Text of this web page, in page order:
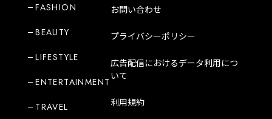
FASHION
BEAUTY
LIFESTYLE
ENTERTAINMENT
TRAVEL
お問い合わせ
プライバシーポリシー
広告配信におけるデータ利用につ
いて
利用規約